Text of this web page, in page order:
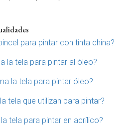
para pintar con tinta china?
la tela para pintar al óleo?
la tela para pintar óleo?
tela que utilizan para pintar?
tela para pintar en acrílico?